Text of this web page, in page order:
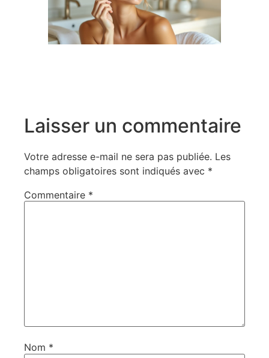
Laisser un commentaire
Votre adresse e-mail ne sera pas publiée. Les
champs obligatoires sont indiqués avec *
Commentaire *
Nom *